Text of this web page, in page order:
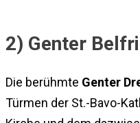
2) Genter
Die berühmte Genter
Türmen der St.-Bavo-